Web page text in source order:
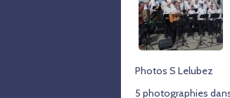
Photos S Lelubez
5 photographies